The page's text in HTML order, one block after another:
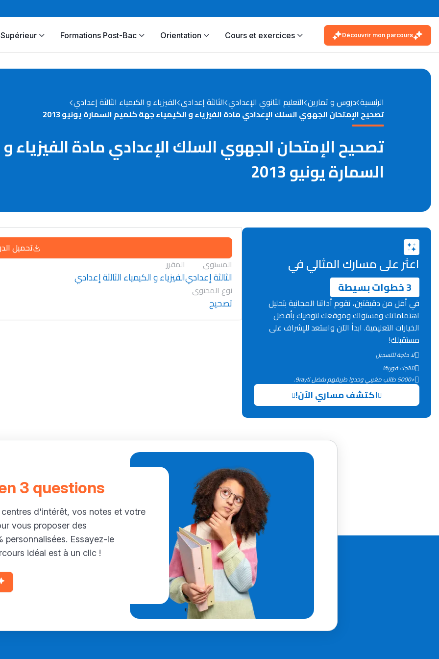
Formations Post-Bac Orientation Cours et exercices Découvrir mon parcours
الرئيسية دروس و تمارين التعليم الثانوي الإعدادي الثالثة إعدادي الفيزياء و الكيمياء الثالثة إعدادي
تصحيح الإمتحان الجهوي السلك الإعدادي مادة الفيزياء و الكيمياء جهة كلميم السمارة يونيو 2013
تصحيح الإمتحان الجهوي السلك الإعدادي مادة الفيزياء
السمارة يونيو 2013
تحميل
المستوى
الثالثة إعدادي
المقرر
الفيزياء و الكيمياء الثالثة إعدادي
نوع المحتوى
تصحيح
اعثر على مسارك المثالي في
3 خطوات بسيطة
في أقل من دقيقتين، تقوم أداتنا المجانية بتحليل
اهتماماتك ومستواك وموقعك لتوصيك بأفضل
الخيارات التعليمية. ابدأ الآن واستعد للإشراف على
مستقبلك!
لا حاجة للتسجيل
نتائجك فورية!
+5000 طالب مغربي وجدوا طريقهم بفضل 9rayti.
اكتشف مساري الآن!
3 questions
d'intérêt, vos notes et votre
vous proposer des
personnalisées. Essayez-le
idéal est à un clic !